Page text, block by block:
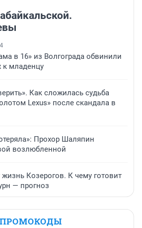
4
в 16» из Волгограда обвинили
к младенцу
Как сложилась судьба
Lexus» после скандала в
Прохор Шаляпин
возлюбленной
жизнь Козерогов. К чему готовит
— прогноз
ПРОМОКОДЫ